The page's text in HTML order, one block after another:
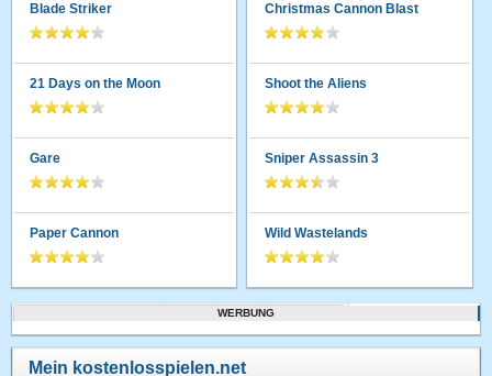
Blade Striker
21 Days on the Moon
Gare
Paper Cannon
Christmas Cannon Blast
Shoot the Aliens
Sniper Assassin 3
Wild Wastelands
WERBUNG
Mein kostenlosspielen.net